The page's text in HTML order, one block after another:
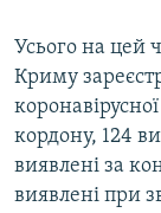
Усього на цей
Криму
кордону, 124
виявлені за
виявлені при